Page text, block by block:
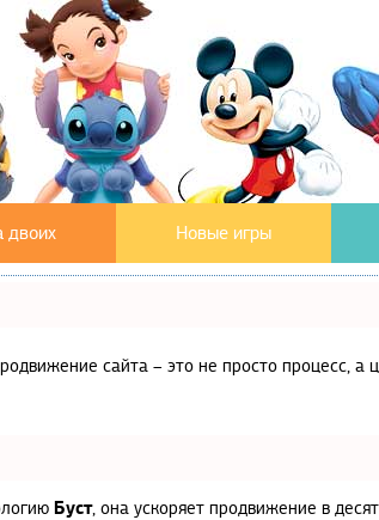
двоих Новые игры
сайта – это не просто процесс,
Буст, она ускоряет продвижение в